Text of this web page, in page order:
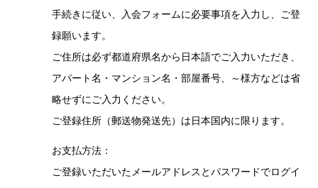
手続きに従い、入会フォームに必要事項を入力し、ご登
録願います。
ご住所は必ず都道府県名から日本語でご入力いただき、
アパート名・マンション名・部屋番号、～様方などは省
略せずにご入力ください。
ご登録住所（郵送物発送先）は日本国内に限ります。
お支払方法：
ご登録いただいたメールアドレスとパスワードでログイ